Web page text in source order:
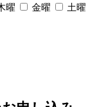
曜 金曜 土曜